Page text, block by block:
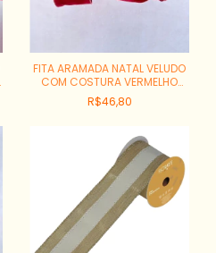
FITA ARAMADA NATAL VELUDO
COM COSTURA VERMELHO
REF:77594-001
R$46,80